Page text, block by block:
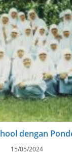
dengan
15/05/2024